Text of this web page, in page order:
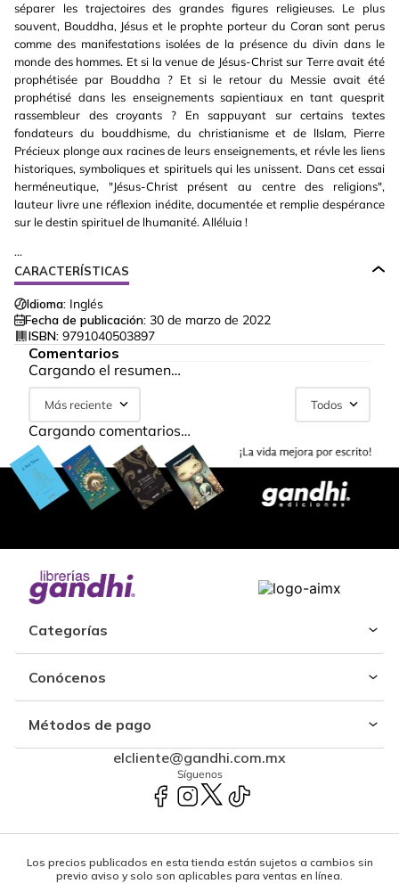
séparer les trajectoires des grandes figures religieuses. Le plus
souvent, Bouddha, Jésus et le prophte porteur du Coran sont perus
comme des manifestations isolées de la présence du divin dans le
monde des hommes. Et si la venue de Jésus-Christ sur Terre avait été
prophétisée par Bouddha ? Et si le retour du Messie avait été
prophétisé dans les enseignements sapientiaux en tant quesprit
rassembleur des croyants ? En sappuyant sur certains textes
fondateurs du bouddhisme, du christianisme et de lIslam, Pierre
Précieux plonge aux racines de leurs enseignements, et révle les liens
historiques, symboliques et spirituels qui les unissent. Dans cet essai
herméneutique, "Jésus-Christ présent au centre des religions",
lauteur livre une réflexion inédite, documentée et remplie despérance
sur le destin spirituel de lhumanité. Alléluia !
...
CARACTERÍSTICAS
Idioma: Inglés
Fecha de publicación: 30 de marzo de 2022
ISBN: 9791040503897
Comentarios
Cargando el resumen…
Más reciente Todos
Cargando comentarios…
Categorías
Conócenos
Métodos de pago
elcliente@gandhi.com.mx
Síguenos
Los precios publicados en esta tienda están sujetos a cambios sin
previo aviso y solo son aplicables para ventas en línea.